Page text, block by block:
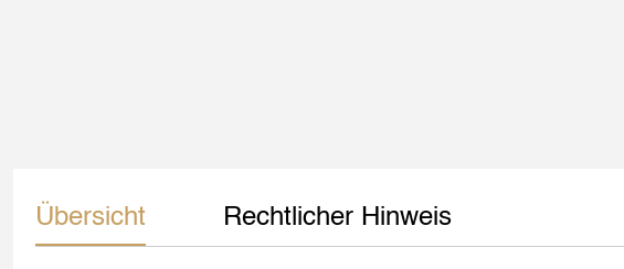
Übersicht Rechtlicher Hinweis